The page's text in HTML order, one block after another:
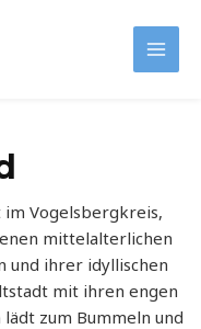
Main
Vogelsbergkreis,
mittelalterlichen
und ihrer idyllischen
mit ihren engen
zum Bummeln und